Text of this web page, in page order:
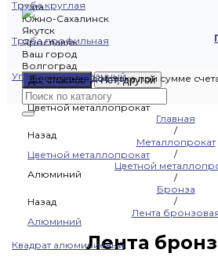
Чита
Южно-Сахалинск
Якутск
Ярославль
Ваш город
Волгоград
Да, спасибо
Нет, другой
Труба круглая
Труба профильная
Уголок оцинкованный
Цветной металлопрокат
Назад
Цветной металлопрокат
Алюминий
Назад
Алюминий
Квадрат алюминиевый
Бесплатная доставка при сумме
Главная
/
Металлопрокат
/
Цветной
/
Бронза
/
Лента
Лента